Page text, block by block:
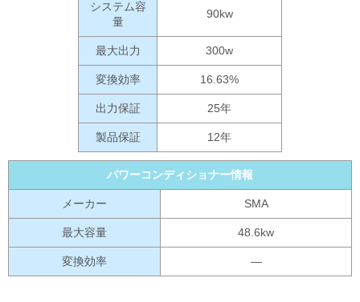
システム容
量
90kw
最大出力 300w
変換効率 16.63%
出力保証 25年
製品保証 12年
パワーコンディショナー情報
メーカー SMA
最大容量 48.6kw
変換効率 ―